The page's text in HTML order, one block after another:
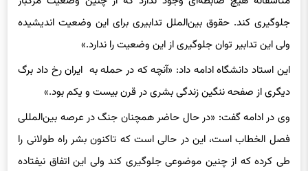
جلوگیری کند. حقوق بین‌الملل تدابیری برای این وضعیت اندیشیده
ولی این تدابیر توان جلوگیری از این وضعیت را ندارد.»
این استاد دانشگاه ادامه داد: «آنچه که در حمله به ایران رخ داد برگ
دیگری از صفحه ننگین زندگی بشری در قرن بیست و یکم بود.»
وی در ادامه گفت: «در حال حاضر همچنان جنگ در عرصه بین‌المللی
فصل الخطاب است، این در حالی است که تاکنون بشر راه طولانی را
طی کرده که از چنین موضوعی جلوگیری کند ولی این اتفاق نیفتاده